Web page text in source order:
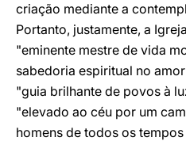
criação mediante a
Portanto, justamente, a
"eminente mestre de vida
sabedoria espiritual no
"guia brilhante de povos à
"elevado ao céu por um
homens de todos os